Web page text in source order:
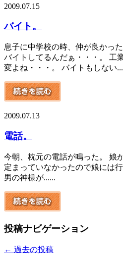
2009.07.15
バイト。
息子に中学校の時、仲が良かっ
バイトしてるんだぁ・・・。 工
変よね・・・。 バイトもしない
2009.07.13
電話。
今朝、枕元の電話が鳴った。 娘
定まっていなかったので娘には
男の神様が......
投稿ナビゲーション
← 過去の投稿